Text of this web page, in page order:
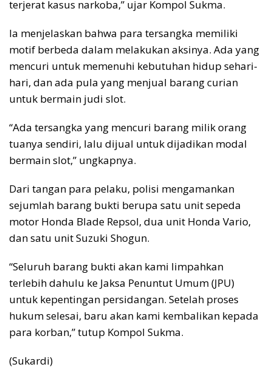
terjerat kasus narkoba,” ujar Kompol Sukma.
Ia menjelaskan bahwa para tersangka memiliki
motif berbeda dalam melakukan aksinya. Ada yang
mencuri untuk memenuhi kebutuhan hidup sehari-
hari, dan ada pula yang menjual barang curian
untuk bermain judi slot.
“Ada tersangka yang mencuri barang milik orang
tuanya sendiri, lalu dijual untuk dijadikan modal
bermain slot,” ungkapnya.
Dari tangan para pelaku, polisi mengamankan
sejumlah barang bukti berupa satu unit sepeda
motor Honda Blade Repsol, dua unit Honda Vario,
dan satu unit Suzuki Shogun.
“Seluruh barang bukti akan kami limpahkan
terlebih dahulu ke Jaksa Penuntut Umum (JPU)
untuk kepentingan persidangan. Setelah proses
hukum selesai, baru akan kami kembalikan kepada
para korban,” tutup Kompol Sukma.
(Sukardi)